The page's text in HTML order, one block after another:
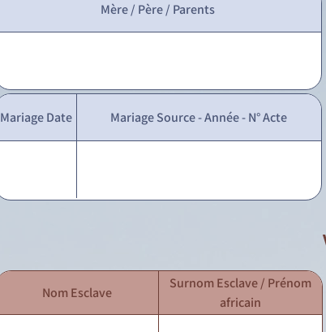
Mère / Père / Parents
Mariage Date Mariage Source - Année - N° Acte
Nom Esclave
Surnom Esclave / Prénom
africain